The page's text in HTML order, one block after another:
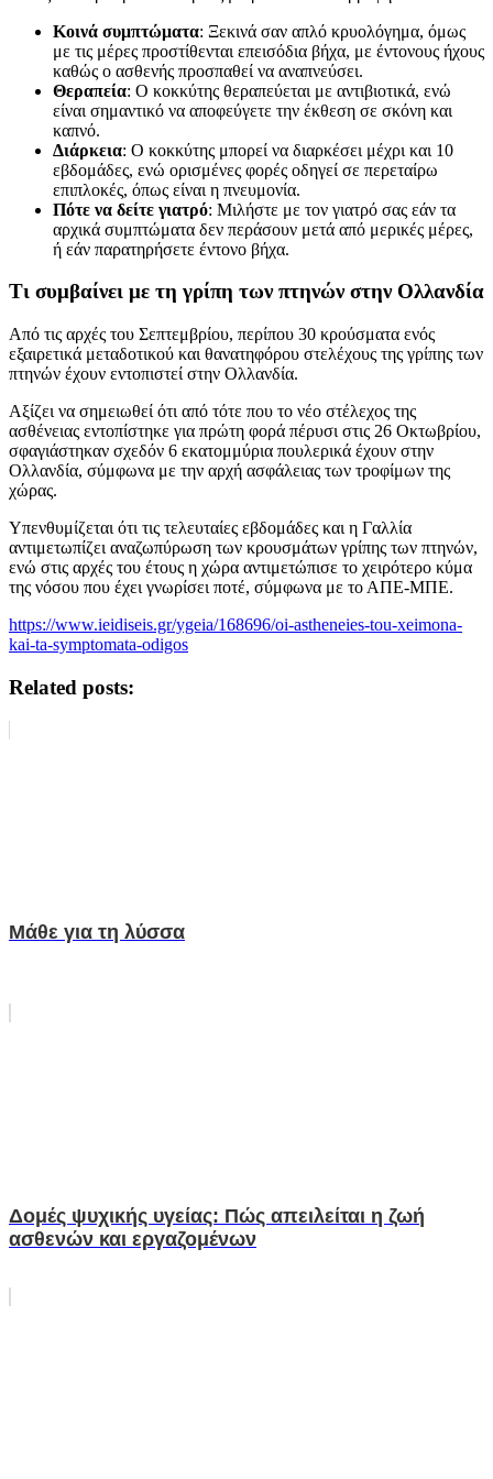
Κοινά συμπτώματα: Ξεκινά σαν απλό κρυολόγημα, όμως
με τις μέρες προστίθενται επεισόδια βήχα, με έντονους ήχους
καθώς ο ασθενής προσπαθεί να αναπνεύσει.
Θεραπεία: Ο κοκκύτης θεραπεύεται με αντιβιοτικά, ενώ
είναι σημαντικό να αποφεύγετε την έκθεση σε σκόνη και
καπνό.
Διάρκεια: Ο κοκκύτης μπορεί να διαρκέσει μέχρι και 10
εβδομάδες, ενώ ορισμένες φορές οδηγεί σε περεταίρω
επιπλοκές, όπως είναι η πνευμονία.
Πότε να δείτε γιατρό: Μιλήστε με τον γιατρό σας εάν τα
αρχικά συμπτώματα δεν περάσουν μετά από μερικές μέρες,
ή εάν παρατηρήσετε έντονο βήχα.
Τι συμβαίνει με τη γρίπη των πτηνών στην Ολλανδία
Από τις αρχές του Σεπτεμβρίου, περίπου 30 κρούσματα ενός
εξαιρετικά μεταδοτικού και θανατηφόρου στελέχους της γρίπης των
πτηνών έχουν εντοπιστεί στην Ολλανδία.
Αξίζει να σημειωθεί ότι από τότε που το νέο στέλεχος της
ασθένειας εντοπίστηκε για πρώτη φορά πέρυσι στις 26 Οκτωβρίου,
σφαγιάστηκαν σχεδόν 6 εκατομμύρια πουλερικά έχουν στην
Ολλανδία, σύμφωνα με την αρχή ασφάλειας των τροφίμων της
χώρας.
Υπενθυμίζεται ότι τις τελευταίες εβδομάδες και η Γαλλία
αντιμετωπίζει αναζωπύρωση των κρουσμάτων γρίπης των πτηνών,
ενώ στις αρχές του έτους η χώρα αντιμετώπισε το χειρότερο κύμα
της νόσου που έχει γνωρίσει ποτέ, σύμφωνα με το ΑΠΕ-ΜΠΕ.
https://www.ieidiseis.gr/ygeia/168696/oi-astheneies-tou-xeimona-
kai-ta-symptomata-odigos
Related posts:
Μάθε για τη λύσσα
Δομές ψυχικής υγείας: Πώς απειλείται η ζωή
ασθενών και εργαζομένων